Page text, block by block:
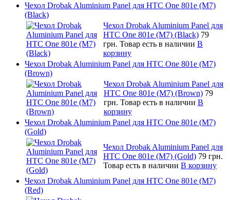
Чехол Drobak Aluminium Panel для HTC One 801e (M7)
(Black)
Чехол Drobak Aluminium Panel для
HTC One 801e (M7) (Black) 79
грн. Товар есть в наличии В
корзину
Чехол Drobak Aluminium Panel для HTC One 801e (M7)
(Brown)
Чехол Drobak Aluminium Panel для
HTC One 801e (M7) (Brown) 79
грн. Товар есть в наличии В
корзину
Чехол Drobak Aluminium Panel для HTC One 801e (M7)
(Gold)
Чехол Drobak Aluminium Panel для
HTC One 801e (M7) (Gold) 79 грн.
Товар есть в наличии В корзину
Чехол Drobak Aluminium Panel для HTC One 801e (M7)
(Red)